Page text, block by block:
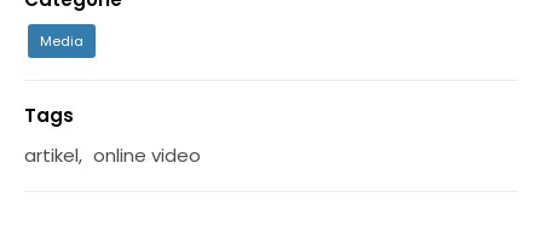
Media
Tags
artikel, online video